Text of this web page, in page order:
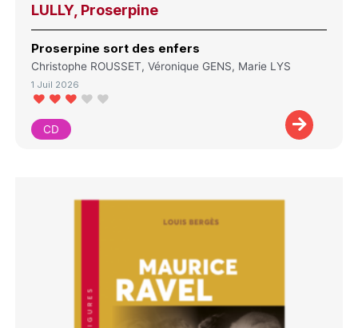
LULLY, Proserpine
Proserpine sort des enfers
Christophe ROUSSET, Véronique GENS, Marie LYS
1 Juil 2026
CD